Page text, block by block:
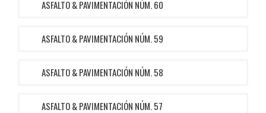
ASFALTO & PAVIMENTACIÓN NÚM. 60
ASFALTO & PAVIMENTACIÓN NÚM. 59
ASFALTO & PAVIMENTACIÓN NÚM. 58
ASFALTO & PAVIMENTACIÓN NÚM. 57